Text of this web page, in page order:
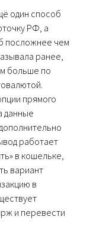
один способ
РФ, а
посложнее чем
ранее,
больше по
прямого
данные
работает
в кошельке,
вариант
в
и перевести